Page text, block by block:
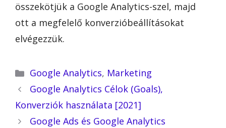
összekötjük a Google Analytics-szel, majd
ott a megfelelő konverzióbeállításokat
elvégezzük.
Kategória
Google Analytics, Marketing
Google Analytics Célok (Goals),
Konverziók használata [2021]
Google Ads és Google Analytics